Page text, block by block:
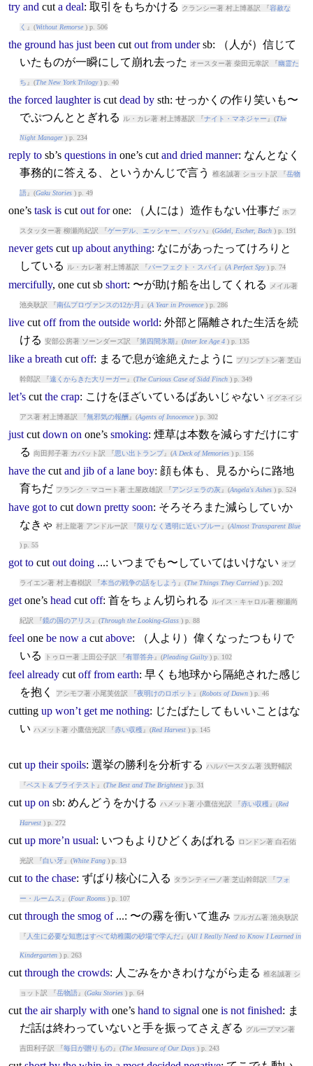
try and cut a deal: 取引をもちかける クランシー著 村上博基訳 『容赦な
く 』(Without Remorse) p. 506
the ground has just been cut out from undersb: （人が）信じて
いたものが一瞬にして崩れ去った
オースター著 柴田元幸訳 『 幽霊た
ち 』(The New York Trilogy) p. 40
the forced laughter is cut dead bysth: せっかくの作り笑いも〜
でぷつんととぎれる
ル・カレ著 村上博基訳 『ナイト・マネジャー 』(The
Night Manager) p. 234
reply tosb’s questions inone’s cut and dried manner: なんとなく
事務的に答える、というかんじで言う
椎名誠著 ショット訳 『岳物
語』(Gaku Stories) p. 49
one’s task is cut out forone: （人には）造作もない仕事だ ホフ
スタッター著 柳瀬尚紀訳 『ゲーデル、エッシャー、バッハ』(Gödel, Escher, Bach) p. 191
never gets cut up about anything: なにがあったってけろりと
している
ル・カレ著 村上博基訳 『パーフェクト・スパイ 』(A Perfect Spy) p. 74
mercifully, one cutsb short: 〜が助け船を出してくれる メイル著
池央耿訳 『南仏プロヴァンスの12か月 』(A Year in Provence) p. 286
live cut off from the outside world: 外部と隔離された生活を続
ける 安部公房著 ソーンダーズ訳 『第四間氷期 』(Inter Ice Age 4) p. 135
like a breath cut off: まるで息が途絶えたように プリンプトン著 芝山
幹郎訳 『遠くからきた大リーガー 』(The Curious Case of Sidd Finch) p. 349
let’s cut the crap: こけをほざいているばあいじゃない イグネイシ
アス著 村上博基訳 『無邪気の報酬 』(Agents of Innocence) p. 302
just cut down onone’s smoking: 煙草は本数を減らすだけにす
る 向田邦子著 カバット訳 『思い出トランプ』(A Deck of Memories) p. 156
have the cut and jib of a lane boy: 顔も体も、見るからに路地
育ちだ フランク・マコート著 土屋政雄訳 『 アンジェラの灰』(Angela's Ashes) p. 524
have got to cut down pretty soon: そろそろまた減らしていか
なきゃ 村上龍著 アンドルー訳 『 限りなく透明に近いブルー 』(Almost Transparent Blue
) p. 55
got to cut out doing...: いつまでも〜していてはいけない オブ
ライエン著 村上春樹訳 『本当の戦争の話をしよう 』(The Things They Carried) p. 202
getone’s head cut off: 首をちょん切られる ルイス・キャロル著 柳瀬尚
紀訳 『鏡の国のアリス 』(Through the Looking-Glass) p. 88
feelone be now a cut above: （人より）偉くなったつもりで
いる
トゥロー著 上田公子訳 『有罪答弁』(Pleading Guilty) p. 102
feel already cut off from earth: 早くも地球から隔絶された感じ
を抱く
アシモフ著 小尾芙佐訳 『夜明けのロボット 』(Robots of Dawn) p. 46
cutting up won’t get me nothing: じたばたしてもいいことはな
い ハメット著 小鷹信光訳 『赤い収穫 』(Red Harvest) p. 145
cut up their spoils: 選挙の勝利を分析する ハルバースタム著 浅野輔訳
『ベスト＆ブライテスト 』(The Best and The Brightest) p. 31
cut up onsb: めんどうをかける ハメット著 小鷹信光訳 『赤い収穫 』(Red
Harvest) p. 272
cut up more’n usual: いつもよりひどくあばれる ロンドン著 白石佑
光訳 『白い牙』(White Fang) p. 13
cut to the chase: ずばり核心に入る タランティーノ著 芝山幹郎訳 『 フォ
ー・ルームス 』(Four Rooms) p. 107
cut through the smog of...: 〜の霧を衝いて進み フルガム著 池央耿訳
『 人生に必要な知恵はすべて幼稚園の砂場で学んだ』(All I Really Need to Know I Learned in
Kindergarten) p. 263
cut through the crowds: 人ごみをかきわけながら走る 椎名誠著 シ
ョット訳 『岳物語』(Gaku Stories) p. 64
cut the air sharply withone’s hand to signalone is not finished: ま
だ話は終わっていないと手を振ってさえぎる
グループマン著
吉田利子訳 『毎日が贈りもの』(The Measure of Our Days) p. 243